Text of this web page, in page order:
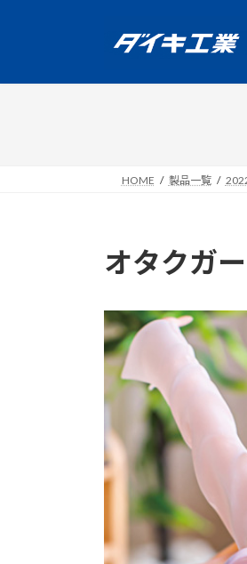
HOME 製品一覧
オタクガ